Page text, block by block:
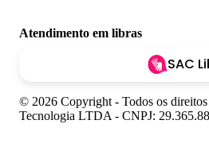
Atendimento em libras
SAC
© 2026 Copyright - Todos os direitos
Tecnologia LTDA - CNPJ: